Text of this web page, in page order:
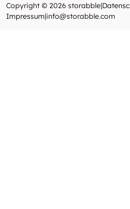
Copyright © 2026 storabble|
Impressum|info@storabble.com